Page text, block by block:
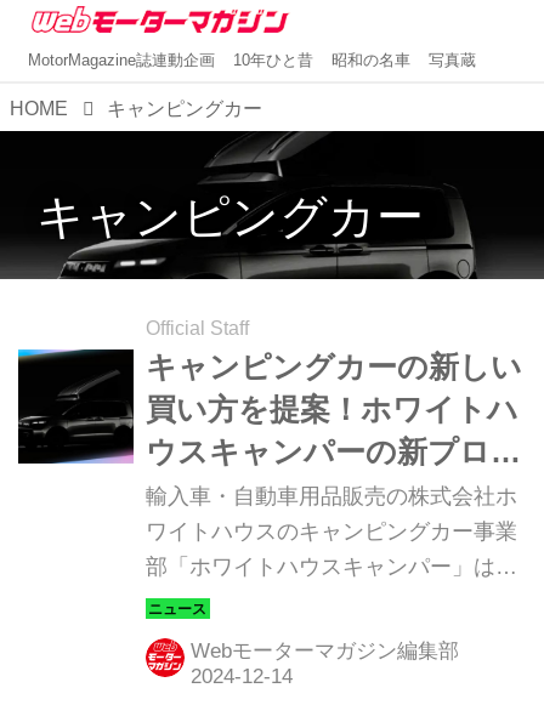
MotorMagazine誌連動企画 10年ひと昔 昭和の名車 写真蔵
HOME キャンピングカー
キャンピングカー
Official Staff
キャンピングカーの新しい
買い方を提案！ホワイトハ
ウスキャンパーの新プロジ
ェクト「Style_iD」が始動
輸入車・自動車用品販売の株式会社ホ
ワイトハウスのキャンピングカー事業
部「ホワイトハウスキャンパー」は、
従来のキャンピングカーの概念を変え
る新しいプロジェクト「Style_iD（ス
タイルアイディー）」を始動させる。
Webモーターマガジン編集部